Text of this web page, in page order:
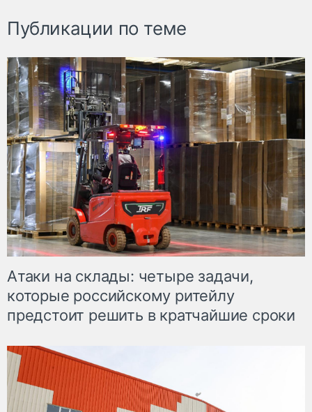
Публикации по теме
Атаки на склады: четыре задачи,
которые российскому ритейлу
предстоит решить в кратчайшие сроки